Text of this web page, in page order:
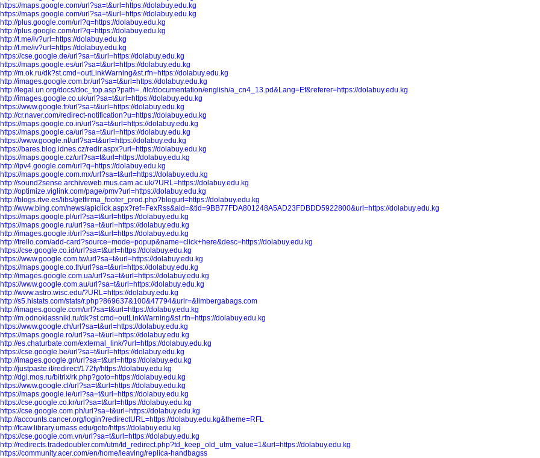
https://maps.google.com/url?sa=t&url=https://dolabuy.edu.kg
https://maps.google.com/url?sa=t&url=https://dolabuy.edu.kg
http://plus.google.com/url?q=https://dolabuy.edu.kg
http://plus.google.com/url?q=https://dolabuy.edu.kg
http://t.me/iv?url=https://dolabuy.edu.kg
http://t.me/iv?url=https://dolabuy.edu.kg
https://cse.google.de/url?sa=t&url=https://dolabuy.edu.kg
https://maps.google.es/url?sa=t&url=https://dolabuy.edu.kg
http://m.ok.ru/dk?st.cmd=outLinkWarning&st.rfn=https://dolabuy.edu.kg
http://images.google.com.br/url?sa=t&url=https://dolabuy.edu.kg
http://legal.un.org/docs/doc_top.asp?path=../ilc/documentation/english/a_cn4_13.pd&Lang=Ef&referer=https://dolabuy.edu.kg
http://images.google.co.uk/url?sa=t&url=https://dolabuy.edu.kg
https://www.google.fr/url?sa=t&url=https://dolabuy.edu.kg
http://cr.naver.com/redirect-notification?u=https://dolabuy.edu.kg
https://maps.google.co.in/url?sa=t&url=https://dolabuy.edu.kg
https://maps.google.ca/url?sa=t&url=https://dolabuy.edu.kg
https://www.google.nl/url?sa=t&url=https://dolabuy.edu.kg
https://bares.blog.idnes.cz/redir.aspx?url=https://dolabuy.edu.kg
https://maps.google.cz/url?sa=t&url=https://dolabuy.edu.kg
http://ipv4.google.com/url?q=https://dolabuy.edu.kg
https://maps.google.com.mx/url?sa=t&url=https://dolabuy.edu.kg
http://sound2sense.archiveweb.mus.cam.ac.uk/?URL=https://dolabuy.edu.kg
http://optimize.viglink.com/page/pmv?url=https://dolabuy.edu.kg
http://blogs.rtve.es/libs/getfirma_footer_prod.php?blogurl=https://dolabuy.edu.kg
http://www.bing.com/news/apiclick.aspx?ref=FexRss&aid=&tid=9BB77FDA801248A5AD23FDBDD5922800&url=https://dolabuy.edu.kg
https://maps.google.pl/url?sa=t&url=https://dolabuy.edu.kg
https://maps.google.ru/url?sa=t&url=https://dolabuy.edu.kg
http://images.google.it/url?sa=t&url=https://dolabuy.edu.kg
http://trello.com/add-card?source=mode=popup&name=click+here&desc=https://dolabuy.edu.kg
https://cse.google.co.id/url?sa=t&url=https://dolabuy.edu.kg
https://www.google.com.tw/url?sa=t&url=https://dolabuy.edu.kg
https://maps.google.co.th/url?sa=t&url=https://dolabuy.edu.kg
http://images.google.com.ua/url?sa=t&url=https://dolabuy.edu.kg
https://www.google.com.au/url?sa=t&url=https://dolabuy.edu.kg
http://www.astro.wisc.edu/?URL=https://dolabuy.edu.kg
http://s5.histats.com/stats/r.php?869637&100&47794&urlr=&limbergabags.com
http://images.google.com/url?sa=t&url=https://dolabuy.edu.kg
http://m.odnoklassniki.ru/dk?st.cmd=outLinkWarning&st.rfn=https://dolabuy.edu.kg
https://www.google.ch/url?sa=t&url=https://dolabuy.edu.kg
https://maps.google.ro/url?sa=t&url=https://dolabuy.edu.kg
http://es.chaturbate.com/external_link/?url=https://dolabuy.edu.kg
https://cse.google.be/url?sa=t&url=https://dolabuy.edu.kg
http://images.google.gr/url?sa=t&url=https://dolabuy.edu.kg
http://justpaste.it/redirect/172fy/https://dolabuy.edu.kg
http://dgi.mos.ru/bitrix/rk.php?goto=https://dolabuy.edu.kg
https://www.google.cl/url?sa=t&url=https://dolabuy.edu.kg
https://maps.google.ie/url?sa=t&url=https://dolabuy.edu.kg
https://cse.google.co.kr/url?sa=t&url=https://dolabuy.edu.kg
https://cse.google.com.ph/url?sa=t&url=https://dolabuy.edu.kg
http://accounts.cancer.org/login?redirectURL=https://dolabuy.edu.kg&theme=RFL
http://fcaw.library.umass.edu/goto/https://dolabuy.edu.kg
https://cse.google.com.vn/url?sa=t&url=https://dolabuy.edu.kg
http://redirects.tradedoubler.com/utm/td_redirect.php?td_keep_old_utm_value=1&url=https://dolabuy.edu.kg
https://community.acer.com/en/home/leaving/replica-handbagss